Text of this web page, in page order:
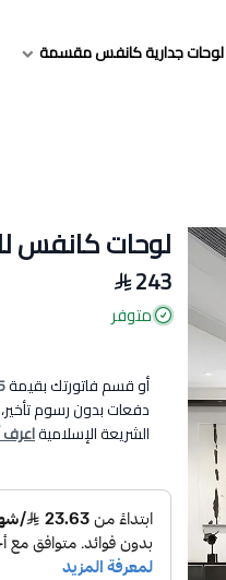
لوحات جدارية كانفس مقسمة
لوحات كانفس
243
متوفر
أو قسم فاتورتك بقيمة
دفعات بدون رسوم
الشريعة الإسلاميةاعرف